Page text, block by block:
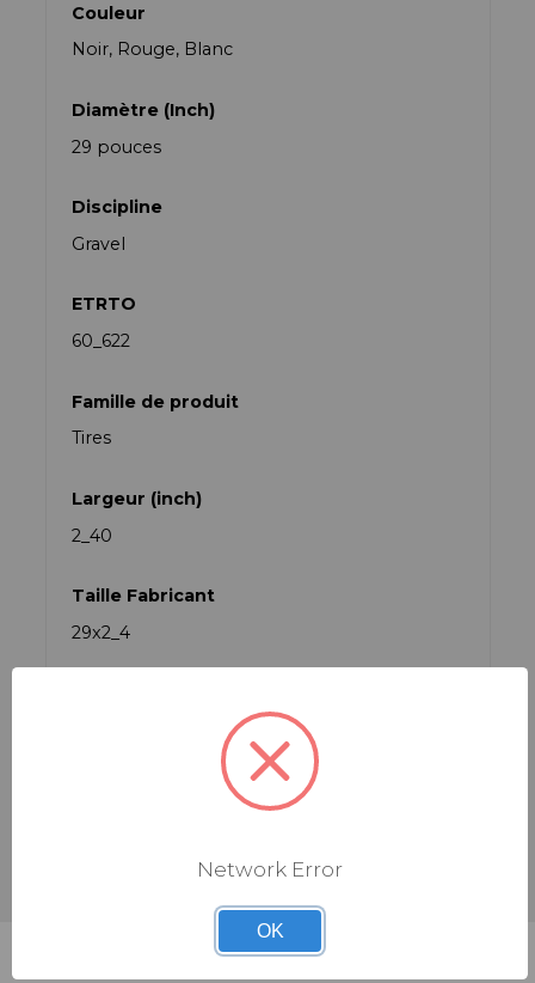
Couleur
Noir, Rouge, Blanc
Diamètre (Inch)
29 pouces
Discipline
Gravel
ETRTO
60_622
Famille de produit
Tires
Largeur (inch)
2_40
Taille Fabricant
29x2_4
Network Error
OK